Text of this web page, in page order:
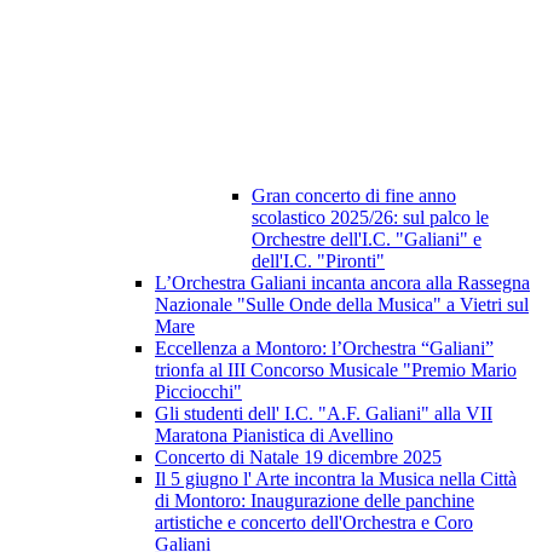
Gran concerto di fine anno
scolastico 2025/26: sul palco le
Orchestre dell'I.C. "Galiani" e
dell'I.C. "Pironti"
L’Orchestra Galiani incanta ancora alla Rassegna
Nazionale "Sulle Onde della Musica" a Vietri sul
Mare
Eccellenza a Montoro: l’Orchestra “Galiani”
trionfa al III Concorso Musicale "Premio Mario
Picciocchi"
Gli studenti dell' I.C. "A.F. Galiani" alla VII
Maratona Pianistica di Avellino
Concerto di Natale 19 dicembre 2025
Il 5 giugno l' Arte incontra la Musica nella Città
di Montoro: Inaugurazione delle panchine
artistiche e concerto dell'Orchestra e Coro
Galiani